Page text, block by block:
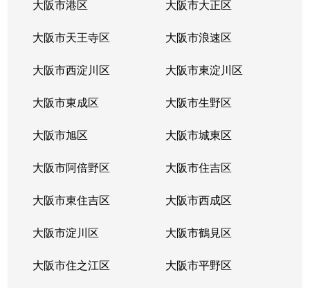
大阪市港区 大阪市大正区
大阪市天王寺区 大阪市浪速区
大阪市西淀川区 大阪市東淀川区
大阪市東成区 大阪市生野区
大阪市旭区 大阪市城東区
大阪市阿倍野区 大阪市住吉区
大阪市東住吉区 大阪市西成区
大阪市淀川区 大阪市鶴見区
大阪市住之江区 大阪市平野区